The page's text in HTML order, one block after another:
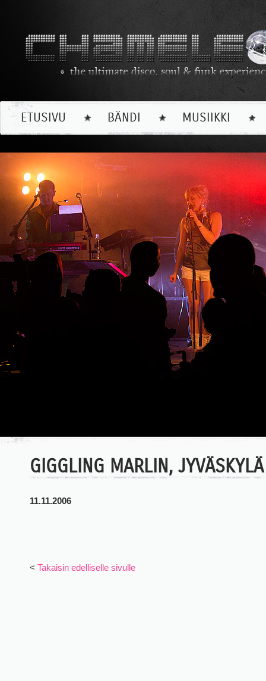
ETUSIVU BÄNDI MUSIIKKI
GIGGLING MARLIN, JYVÄSKYLÄ
11.11.2006
< Takaisin edelliselle sivulle